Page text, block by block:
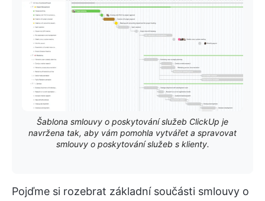
Šablona smlouvy o poskytování služeb ClickUp je
navržena tak, aby vám pomohla vytvářet a spravovat
smlouvy o poskytování služeb s klienty.
Pojďme si rozebrat základní součásti smlouvy o